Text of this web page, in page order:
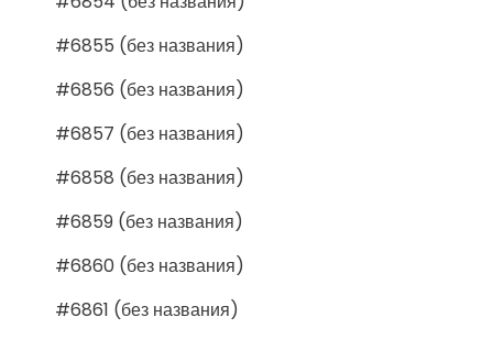
#6855 (без названия)
#6856 (без названия)
#6857 (без названия)
#6858 (без названия)
#6859 (без названия)
#6860 (без названия)
#6861 (без названия)